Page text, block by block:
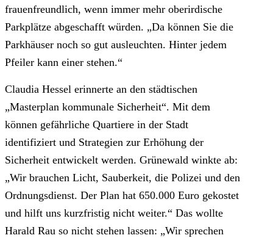
frauenfreundlich, wenn immer mehr oberirdische
Parkplätze abgeschafft würden. „Da können Sie die
Parkhäuser noch so gut ausleuchten. Hinter jedem
Pfeiler kann einer stehen.“
Claudia Hessel erinnerte an den städtischen
„Masterplan kommunale Sicherheit“. Mit dem
können gefährliche Quartiere in der Stadt
identifiziert und Strategien zur Erhöhung der
Sicherheit entwickelt werden. Grünewald winkte ab:
„Wir brauchen Licht, Sauberkeit, die Polizei und den
Ordnungsdienst. Der Plan hat 650.000 Euro gekostet
und hilft uns kurzfristig nicht weiter.“ Das wollte
Harald Rau so nicht stehen lassen: „Wir sprechen